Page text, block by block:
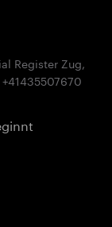
Register Zug,